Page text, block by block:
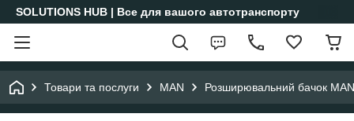
SOLUTIONS HUB | Все для вашого автотранспорту
Товари та послуги MAN Розширювальний бачок